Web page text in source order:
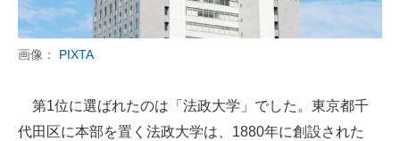
画像： PIXTA
第1位に選ばれたのは「法政大学」でした。東京都千
代田区に本部を置く法政大学は、1880年に創設された